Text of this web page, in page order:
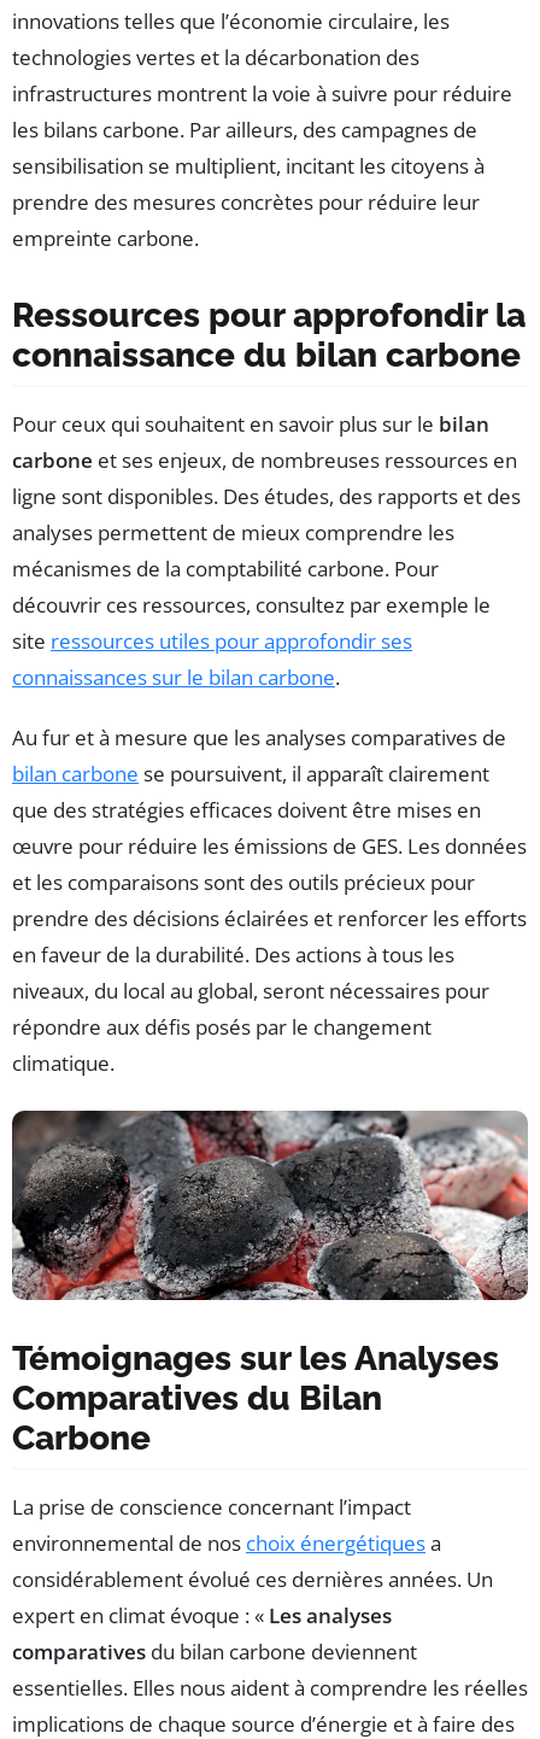
innovations telles que l’économie circulaire, les
technologies vertes et la décarbonation des
infrastructures montrent la voie à suivre pour réduire
les bilans carbone. Par ailleurs, des campagnes de
sensibilisation se multiplient, incitant les citoyens à
prendre des mesures concrètes pour réduire leur
empreinte carbone.
Ressources pour approfondir la
connaissance du bilan carbone
Pour ceux qui souhaitent en savoir plus sur le bilan
carbone et ses enjeux, de nombreuses ressources en
ligne sont disponibles. Des études, des rapports et des
analyses permettent de mieux comprendre les
mécanismes de la comptabilité carbone. Pour
découvrir ces ressources, consultez par exemple le
site ressources utiles pour approfondir ses
connaissances sur le bilan carbone.
Au fur et à mesure que les analyses comparatives de
bilan carbone se poursuivent, il apparaît clairement
que des stratégies efficaces doivent être mises en
œuvre pour réduire les émissions de GES. Les données
et les comparaisons sont des outils précieux pour
prendre des décisions éclairées et renforcer les efforts
en faveur de la durabilité. Des actions à tous les
niveaux, du local au global, seront nécessaires pour
répondre aux défis posés par le changement
climatique.
Témoignages sur les Analyses
Comparatives du Bilan
Carbone
La prise de conscience concernant l’impact
environnemental de nos choix énergétiquesa
considérablement évolué ces dernières années. Un
expert en climat évoque : « Les analyses
comparatives du bilan carbone deviennent
essentielles. Elles nous aident à comprendre les réelles
implications de chaque source d’énergie et à faire des